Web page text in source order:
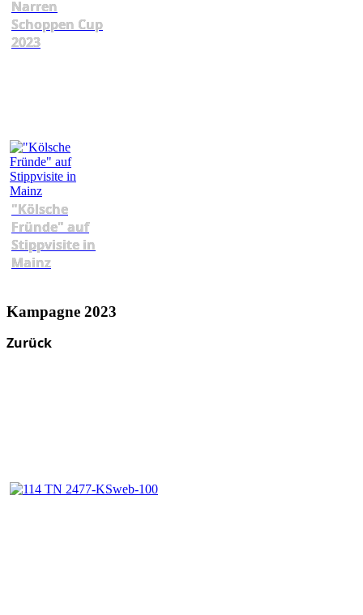
Narren
Schoppen Cup
2023
"Kölsche
Fründe" auf
Stippvisite in
Mainz
Kampagne 2023
Zurück